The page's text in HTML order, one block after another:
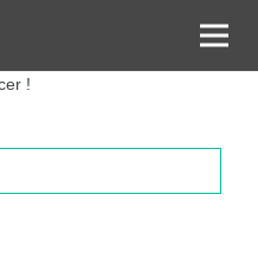
médicaments, leurs prix et
ordonnance, sans vous
!